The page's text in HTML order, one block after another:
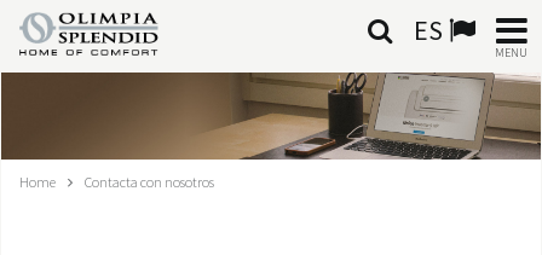
ES
MENU
HOME
Home Contacta con nosotros